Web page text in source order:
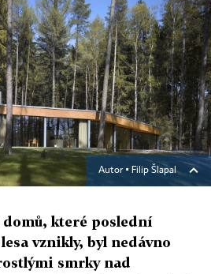
Autor ▪ Filip Šlapal
domů, které poslední
vznikly, byl nedávno
smrky nad